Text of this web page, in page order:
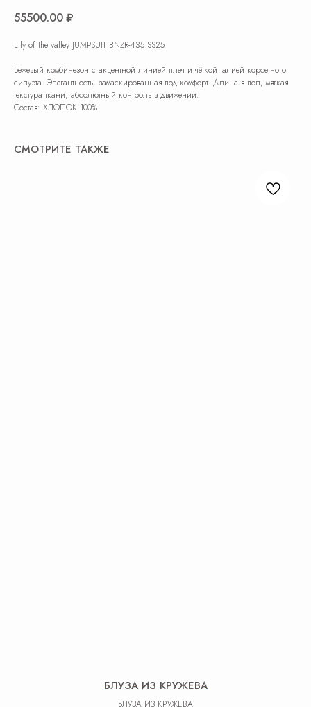
55500.00₽
Lily of the valley JUMPSUIT BNZR-435 SS25
Бежевый комбинезон с акцентной линией плеч и чёткой талией корсетного
силуэта. Элегантность, замаскированная под комфорт. Длина в пол, мягкая
текстура ткани, абсолютный контроль в движении.
Состав: ХЛОПОК 100%
СМОТРИТЕ ТАКЖЕ
БЛУЗА ИЗ КРУЖЕВА
БЛУЗА ИЗ КРУЖЕВА